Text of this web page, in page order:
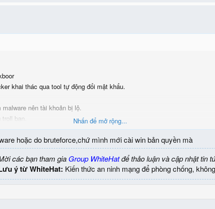
khai thác qua tool tự động đổi mật khẩu.
nên tài khoản bị lộ.
bạn.
user quyền admin khác và vô hiệu hóa tài khoản admin mặc định, đổi
trên hệ thống.
Nhấn để mở rộng...
hoặc do bruteforce,chứ mình mới cài win bản quyền mà
các bạn tham gia Group WhiteHatđể thảo luận và cập nhật tin
ý từ WhiteHat: Kiến thức an ninh mạng để phòng chống,